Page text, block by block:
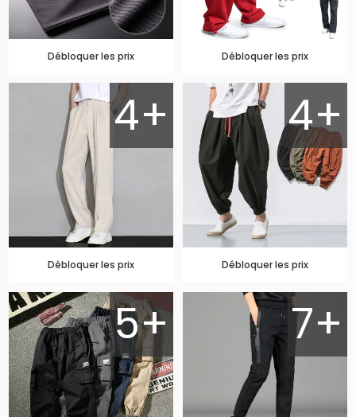
Débloquer les prix Débloquer les prix
4+
Débloquer les prix
4+
Débloquer les prix
5+ 7+